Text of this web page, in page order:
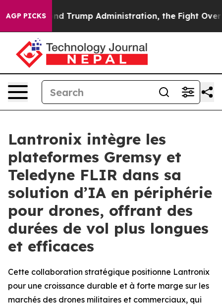
AGP PICKS
Trump Administration, the Fight Over History
Lantronix intègre les
plateformes Gremsy et
Teledyne FLIR dans sa
solution d’IA en périphérie
pour drones, offrant des
durées de vol plus longues
et efficaces
Cette collaboration stratégique positionne Lantronix
pour une croissance durable et à forte marge sur les
marchés des drones militaires et commerciaux, qui